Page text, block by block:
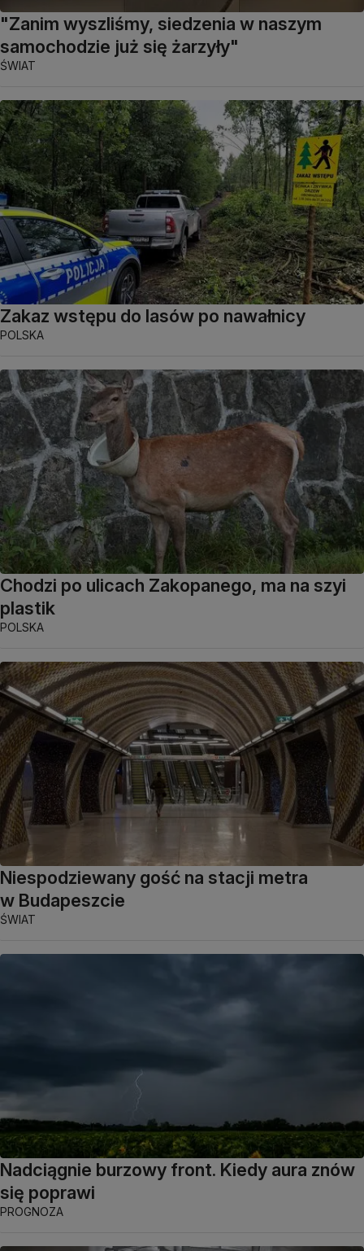
"Zanim wyszliśmy, siedzenia w naszym
samochodzie już się żarzyły"
ŚWIAT
Zakaz wstępu do lasów po nawałnicy
POLSKA
Chodzi po ulicach Zakopanego, ma na szyi
plastik
POLSKA
Niespodziewany gość na stacji metra
w Budapeszcie
ŚWIAT
Nadciągnie burzowy front. Kiedy aura znów
się poprawi
PROGNOZA